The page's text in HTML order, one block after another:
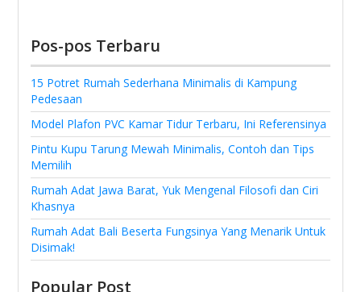
Pos-pos Terbaru
15 Potret Rumah Sederhana Minimalis di Kampung
Pedesaan
Model Plafon PVC Kamar Tidur Terbaru, Ini Referensinya
Pintu Kupu Tarung Mewah Minimalis, Contoh dan Tips
Memilih
Rumah Adat Jawa Barat, Yuk Mengenal Filosofi dan Ciri
Khasnya
Rumah Adat Bali Beserta Fungsinya Yang Menarik Untuk
Disimak!
Popular Post